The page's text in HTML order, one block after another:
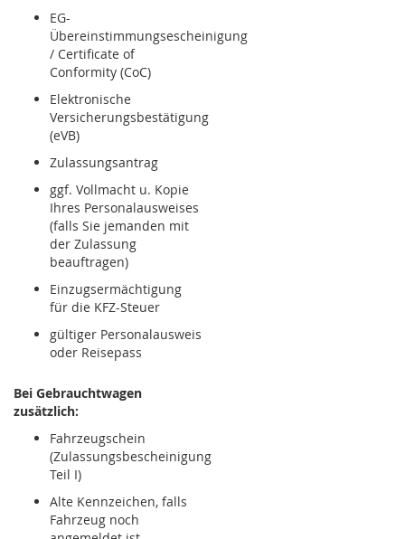
EG-
Übereinstimmungsescheinigung
/ Certificate of
Conformity (CoC)
Elektronische
Versicherungsbestätigung
(eVB)
Zulassungsantrag
ggf. Vollmacht u. Kopie
Ihres Personalausweises
(falls Sie jemanden mit
der Zulassung
beauftragen)
Einzugsermächtigung
für die KFZ-Steuer
gültiger Personalausweis
oder Reisepass
Bei Gebrauchtwagen
zusätzlich:
Fahrzeugschein
(Zulassungsbescheinigung
Teil I)
Alte Kennzeichen, falls
Fahrzeug noch